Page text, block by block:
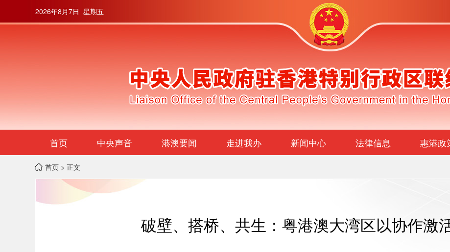
2026年8月7日 星期五
首页 中央声音 港澳要闻 走进我办 新闻中心 法律信息 惠港政
首页 > 正文
破壁、搭桥、共生：粤港澳大湾区以协作激